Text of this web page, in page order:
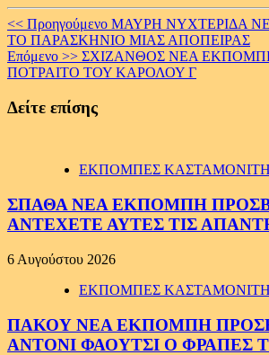
Continue
Reading
<< Προηγούμενο ΜΑΥΡΗ ΝΥΧΤΕΡΙΔΑ
ΤΟ ΠΑΡΑΣΚΗΝΙΟ ΜΙΑΣ ΑΠΟΠΕΙΡΑΣ
Επόμενο >> ΣΧΙΖΑΝΘΟΣ ΝΕΑ ΕΚΠΟΜΠΗ
ΠΟΤΡΑΙΤΟ ΤΟΥ ΚΑΡΟΛΟΥ Γ
Δείτε επίσης
ΕΚΠΟΜΠΕΣ
ΣΠΑΘΑ ΝΕΑ ΕΚΠΟΜΠΗ
ΑΝΤΕΧΕΤΕ ΑΥΤΕΣ ΤΙΣ
6 Αυγούστου 2026
ΕΚΠΟΜΠΕΣ
ΠΑΚΟΥ ΝΕΑ ΕΚΠΟΜΠΗ
ΑΝΤΟΝΙ ΦΑΟΥΤΣΙ Ο ΦΡΑΠΕΣ